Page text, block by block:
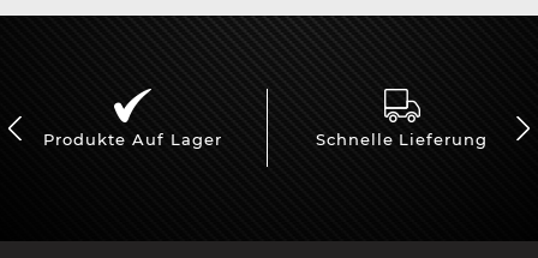
Produkte Auf Lager Schnelle Lieferung